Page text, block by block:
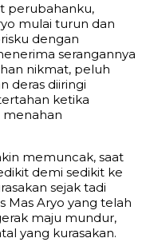
perubahanku,
mulai turun dan
dengan
serangannya
nikmat, peluh
deras diiringi
ketika
menahan
memuncak, saat
demi sedikit ke
sejak tadi
Mas Aryo yang telah
maju mundur,
yang kurasakan.